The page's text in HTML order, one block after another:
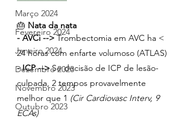
Março 2024
Fevereiro 2024
Janeiro 2024
Dezembro 2023
Novembro 2023
Outubro 2023
🎂 Nata da nata
- AVCi --> Trombectomia em AVC ha <
24 horas com enfarte volumoso (ATLAS)
- ICP --> Se decisão de ICP de lesão-
culpada, 2 tempos provavelmente
melhor que 1 (Cir Cardiovasc Interv, 9
ECAs)